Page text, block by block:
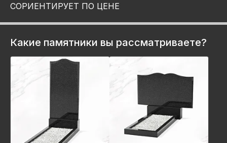
СОРИЕНТИРУЕТ ПО ЦЕНЕ
Какие памятники вы рассматриваете?